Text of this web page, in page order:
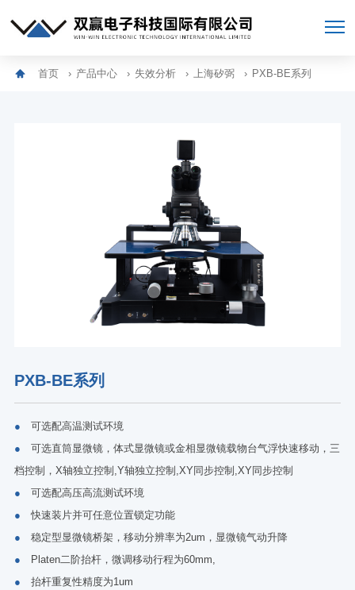
首页 产品中心 失效分析 上海矽弼 PXB-BE系列
PXB-BE系列
● 可选配高温测试环境
● 可选直筒显微镜，体式显微镜或金相显微镜载物台气浮快速移动，三
档控制，X轴独立控制,Y轴独立控制,XY同步控制,XY同步控制
● 可选配高压高流测试环境
● 快速装片并可任意位置锁定功能
● 稳定型显微镜桥架，移动分辨率为2um，显微镜气动升降
● Platen二阶抬杆，微调移动行程为60mm,
● 抬杆重复性精度为1um